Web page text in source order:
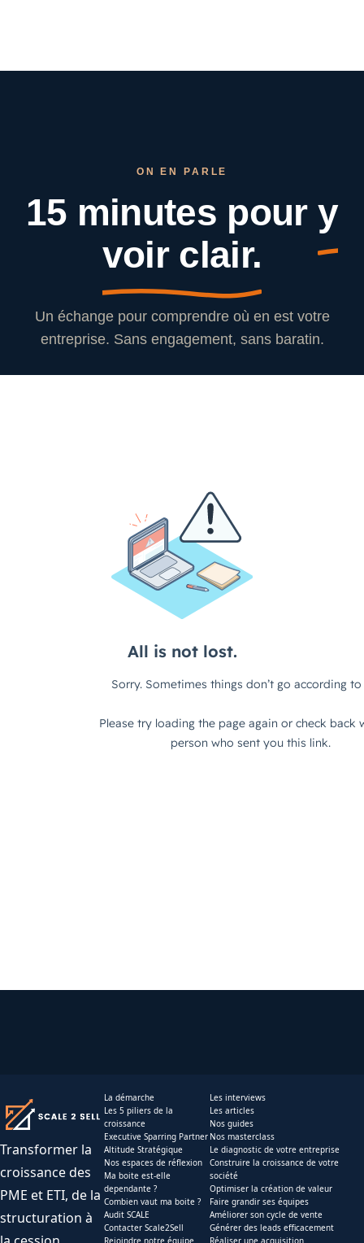
ON EN PARLE
15 minutes pour y
voir clair.
Un échange pour comprendre où en est votre
entreprise. Sans engagement, sans baratin.
Transformer la
croissance des
PME et ETI, de la
structuration à
La démarche
Les 5 piliers de la
croissance
Executive Sparring Partner
Altitude Stratégique
Nos espaces de réflexion
Ma boite est-elle
dependante ?
Combien vaut ma boite ?
Audit SCALE
Contacter Scale2Sell
Les interviews
Les articles
Nos guides
Nos masterclass
Le diagnostic de votre entreprise
Construire la croissance de votre
société
Optimiser la création de valeur
Faire grandir ses équipes
Améliorer son cycle de vente
Générer des leads efficacement